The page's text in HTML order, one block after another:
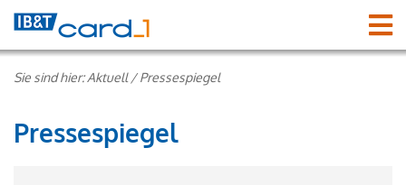
Sie sind hier:Aktuell/Pressespiegel
Pressespiegel